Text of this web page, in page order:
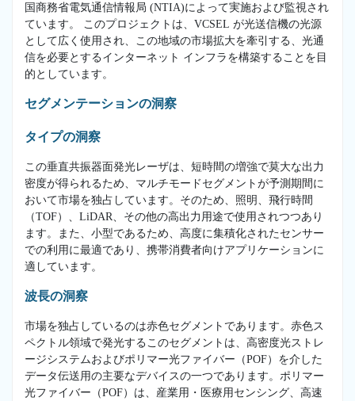
国商務省電気通信情報局 (NTIA)によって実施および監視され
ています。 このプロジェクトは、VCSEL が光送信機の光源
として広く使用され、この地域の市場拡大を牽引する、光通
信を必要とするインターネット インフラを構築することを目
的としています。
セグメンテーションの洞察
タイプの洞察
この垂直共振器面発光レーザは、短時間の増強で莫大な出力
密度が得られるため、マルチモードセグメントが予測期間に
おいて市場を独占しています。そのため、照明、飛行時間
（TOF）、LiDAR、その他の高出力用途で使用されつつあり
ます。また、小型であるため、高度に集積化されたセンサー
での利用に最適であり、携帯消費者向けアプリケーションに
適しています。
波長の洞察
市場を独占しているのは赤色セグメントであります。赤色ス
ペクトル領域で発光するこのセグメントは、高密度光ストレ
ージシステムおよびポリマー光ファイバー（POF）を介した
データ伝送用の主要なデバイスの一つであります。ポリマー
光ファイバー（POF）は、産業用・医療用センシング、高速